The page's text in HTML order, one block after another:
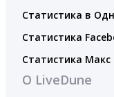
Статистика в
Статистика
Статистика Макс
О LiveDune